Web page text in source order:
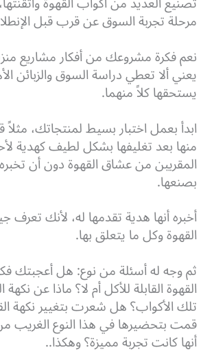
مرحلة تجربة السوق عن قرب قبل
نعم فكرة مشروعك من أفكار مشاريع
يعني ألا تعطي دراسة السوق والزبائن
يستحقها كلاً منهما.
ابدأ بعمل اختبار بسيط لمنتجاتك،
منها بعد تغليفها بشكل لطيف كهدية
المقريبن من عشاق القهوة دون أن
بصنعها.
أخبره أنها هدية تقدمها له، لأنك
القهوة وكل ما يتعلق بها.
ثم وجه له أسئلة من نوع: هل أعجبتك
القهوة القابلة للأكل أم لا؟ ماذا عن
تلك الأكواب؟ هل شعرت بتغيير نكهة
قمت بتحضيرها في هذا النوع الغريب
أنها كانت تجربة مميزة؟ وهكذا..